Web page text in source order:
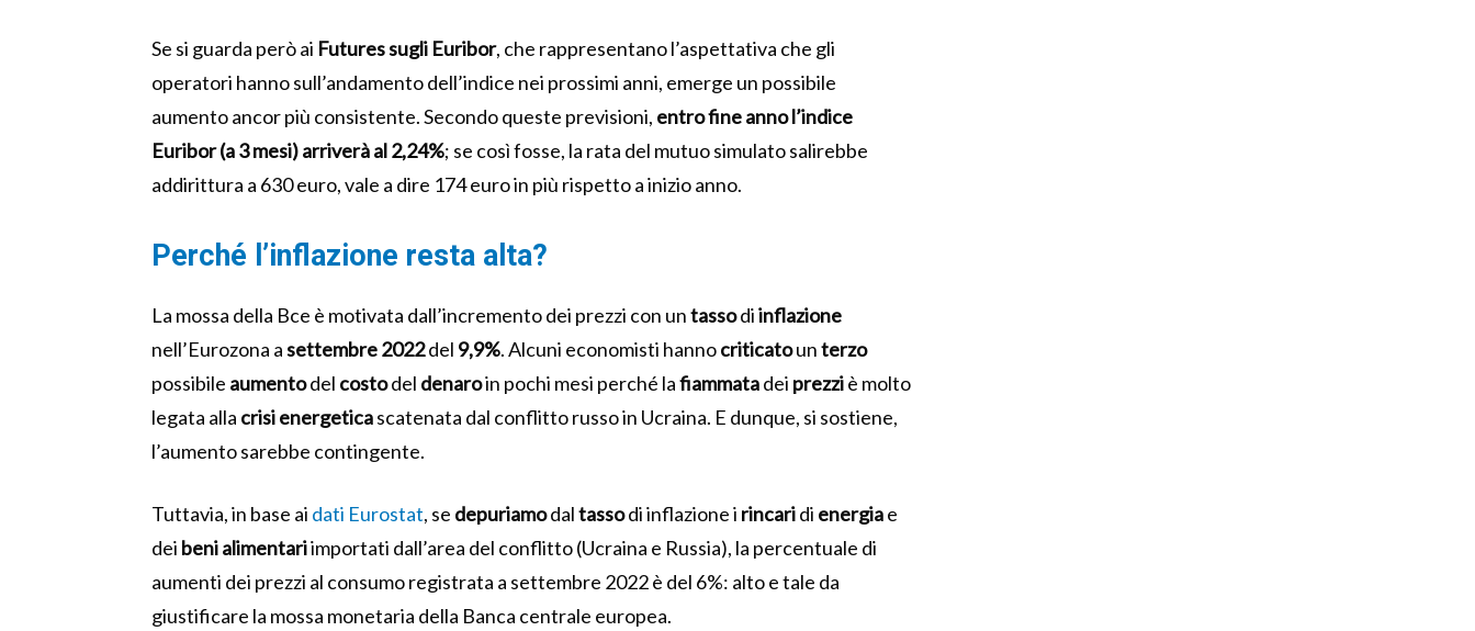
Se si guarda però ai Futures sugli Euribor, che rappresentano l’aspettativa che gli
operatori hanno sull’andamento dell’indice nei prossimi anni, emerge un possibile
aumento ancor più consistente. Secondo queste previsioni, entro fine anno l’indice
Euribor (a 3 mesi) arriverà al 2,24%; se così fosse, la rata del mutuo simulato salirebbe
addirittura a 630 euro, vale a dire 174 euro in più rispetto a inizio anno.
Perché l’inflazione resta alta?
La mossa della Bce è motivata dall’incremento dei prezzi con untassodiinflazione
nell’Eurozona asettembre2022del 9,9%. Alcuni economisti hannocriticatounterzo
possibile aumentodel costodel denaroin pochi mesi perché lafiammatadei prezziè molto
legata alla crisienergeticascatenata dal conflitto russo in Ucraina. E dunque, si sostiene,
l’aumento sarebbe contingente.
Tuttavia, in base ai dati Eurostat, se depuriamodaltassodi inflazione i rincaridi energiae
dei benialimentariimportati dall’area del conflitto (Ucraina e Russia), la percentuale di
aumenti dei prezzi al consumo registrata a settembre 2022 è del 6%: alto e tale da
giustificare la mossa monetaria della Banca centrale europea.